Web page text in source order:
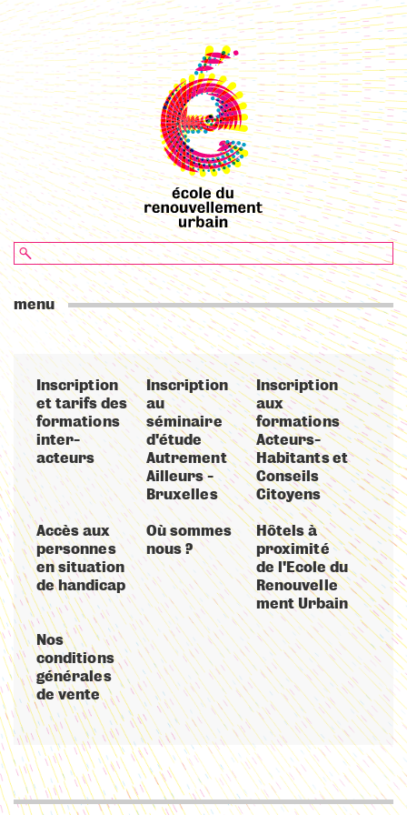
menu
Inscription
et tarifs des
formations
inter-
acteurs
Inscription
au
séminaire
d'étude
Autrement
Ailleurs -
Bruxelles
Inscription
aux
formations
Acteurs-
Habitants et
Conseils
Citoyens
Accès aux
personnes
en situation
de handicap
Où sommes
nous ?
Hôtels à
proximité
de l'Ecole du
Renouvelle
ment Urbain
Nos
conditions
générales
de vente